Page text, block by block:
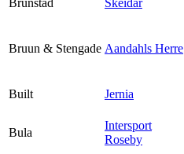
Bruun & Stengade Aandahls Herre
Built
Jernia
Bula
Intersport
Roseby